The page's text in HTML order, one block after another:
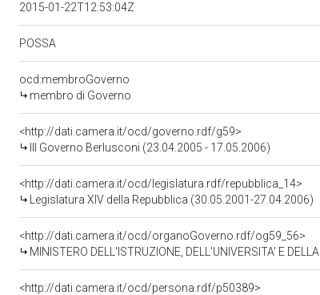
2015-01-22T12:53:04Z
POSSA
ocd:membroGoverno
membro di Governo
<http://dati.camera.it/ocd/governo.rdf/g59>
III Governo Berlusconi (23.04.2005 - 17.05.2006)
<http://dati.camera.it/ocd/legislatura.rdf/repubblica_14>
Legislatura XIV della Repubblica (30.05.2001-27.04.2006)
<http://dati.camera.it/ocd/organoGoverno.rdf/og59_56>
MINISTERO DELL'ISTRUZIONE, DELL'UNIVERSITA' E
<http://dati.camera.it/ocd/persona.rdf/p50389>